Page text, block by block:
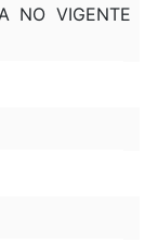
NO VIGENTE